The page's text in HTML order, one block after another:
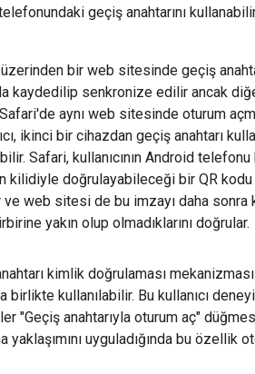
geçiş anahtarını
üzerinden bir web sitesinde geçiş
kaydedilip senkronize edilir ancak
aynı web sitesinde oturum
ikinci bir cihazdan geçiş anahtarı
Safari, kullanıcının Android
kilidiyle doğrulayabileceği bir QR
web sitesi de bu imzayı daha sonra
yakın olup olmadıklarını doğrular.
kimlik doğrulaması
birlikte kullanılabilir. Bu kullanıcı
anahtarıyla oturum aç"
uyguladığında bu özellik